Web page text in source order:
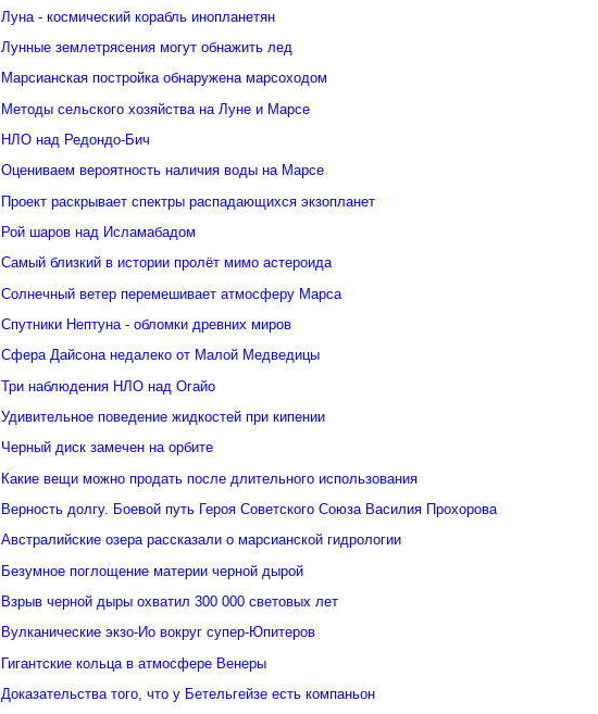
Луна - космический корабль инопланетян
Лунные землетрясения могут обнажить лед
Марсианская постройка обнаружена марсоходом
Методы сельского хозяйства на Луне и Марсе
НЛО над Редондо-Бич
Оцениваем вероятность наличия воды на Марсе
Проект раскрывает спектры распадающихся экзопланет
Рой шаров над Исламабадом
Самый близкий в истории пролёт мимо астероида
Солнечный ветер перемешивает атмосферу Марса
Спутники Нептуна - обломки древних миров
Сфера Дайсона недалеко от Малой Медведицы
Три наблюдения НЛО над Огайо
Удивительное поведение жидкостей при кипении
Черный диск замечен на орбите
Какие вещи можно продать после длительного использования
Верность долгу. Боевой путь Героя Советского Союза Василия Прохорова
Австралийские озера рассказали о марсианской гидрологии
Безумное поглощение материи черной дырой
Взрыв черной дыры охватил 300 000 световых лет
Вулканические экзо-Ио вокруг супер-Юпитеров
Гигантские кольца в атмосфере Венеры
Доказательства того, что у Бетельгейзе есть компаньон